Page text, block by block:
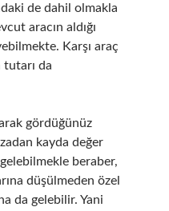
de dahil olmakla
aracın aldığı
Karşı araç
da
gördüğünüz
kayda değer
gelebilmekle beraber,
düşülmeden özel
da gelebilir. Yani